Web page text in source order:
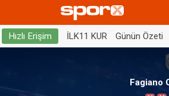
Hızlı Erişim İLK11 KUR Günün Özeti
Fagiano